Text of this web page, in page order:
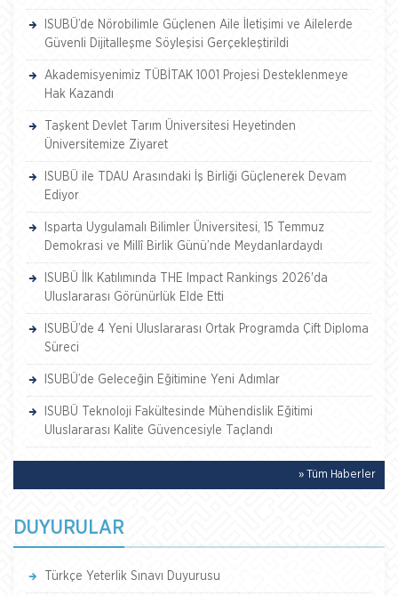
ISUBÜ’de Nörobilimle Güçlenen Aile İletişimi ve Ailelerde
Güvenli Dijitalleşme Söyleşisi Gerçekleştirildi
Akademisyenimiz TÜBİTAK 1001 Projesi Desteklenmeye
Hak Kazandı
Taşkent Devlet Tarım Üniversitesi Heyetinden
Üniversitemize Ziyaret
ISUBÜ ile TDAU Arasındaki İş Birliği Güçlenerek Devam
Ediyor
Isparta Uygulamalı Bilimler Üniversitesi, 15 Temmuz
Demokrasi ve Millî Birlik Günü’nde Meydanlardaydı
ISUBÜ İlk Katılımında THE Impact Rankings 2026'da
Uluslararası Görünürlük Elde Etti
ISUBÜ’de 4 Yeni Uluslararası Ortak Programda Çift Diploma
Süreci
ISUBÜ’de Geleceğin Eğitimine Yeni Adımlar
ISUBÜ Teknoloji Fakültesinde Mühendislik Eğitimi
Uluslararası Kalite Güvencesiyle Taçlandı
» Tüm Haberler
DUYURULAR
Türkçe Yeterlik Sınavı Duyurusu